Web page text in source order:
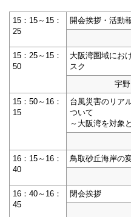
15：15～15：
25
開会挨拶・活動
15：25～15：
50
大阪湾圏域にお
スク
宇
15：50～16：
15
台風災害のリア
ついて
～大阪湾を対象
16：15～16：
40
鳥取砂丘海岸の
16：40～16：
45
閉会挨拶